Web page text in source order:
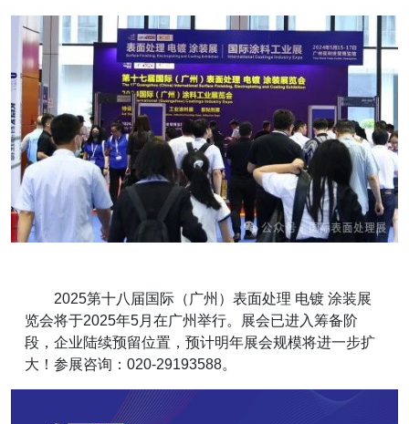
2025第十八届国际（广州）表面处理 电镀 涂装展
览会将于2025年5月在广州举行。展会已进入筹备阶
段，企业陆续预留位置，预计明年展会规模将进一步扩
大！参展咨询：020-29193588。